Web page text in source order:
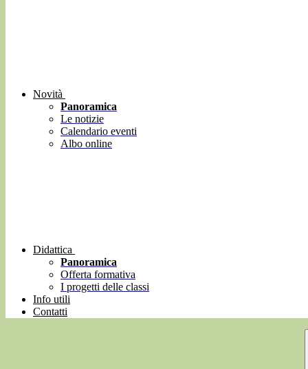
Novità
Panoramica
Le notizie
Calendario eventi
Albo online
Didattica
Panoramica
Offerta formativa
I progetti delle classi
Info utili
Contatti